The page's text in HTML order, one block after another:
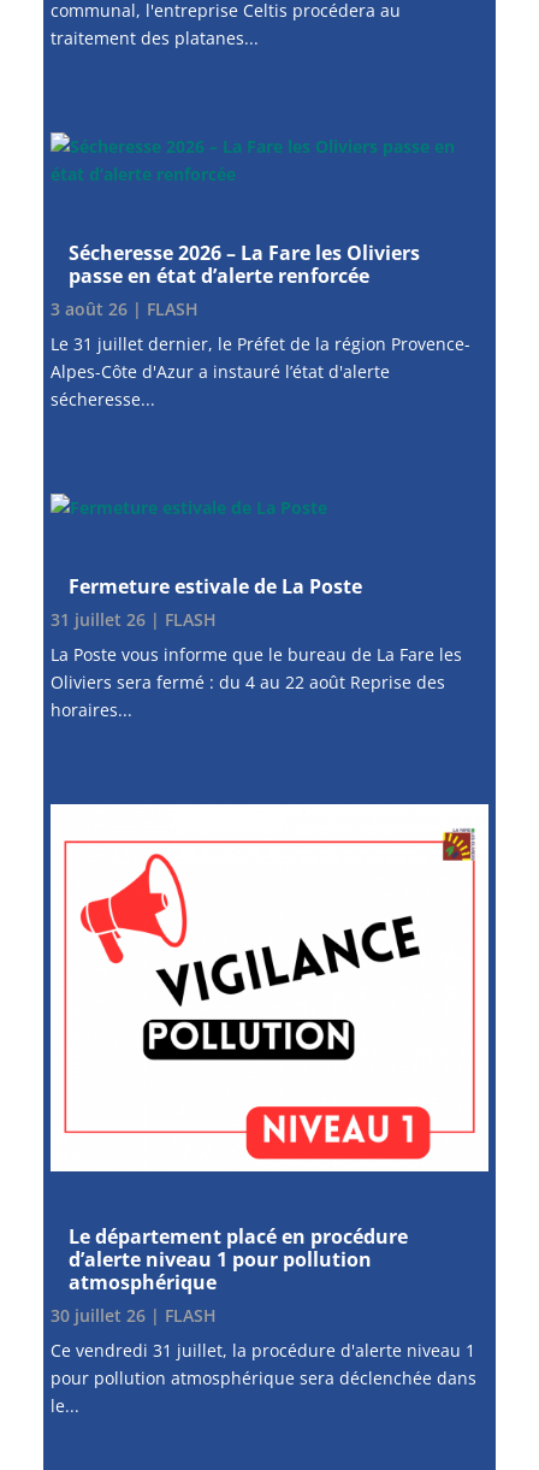
communal, l'entreprise Celtis procédera au
traitement des platanes...
Sécheresse 2026 – La Fare les Oliviers
passe en état d’alerte renforcée
3 août 26| FLASH
Le 31 juillet dernier, le Préfet de la région Provence-
Alpes-Côte d'Azur a instauré l’état d'alerte
sécheresse...
Fermeture estivale de La Poste
31 juillet 26| FLASH
La Poste vous informe que le bureau de La Fare les
Oliviers sera fermé : du 4 au 22 août Reprise des
horaires...
Le département placé en procédure
d’alerte niveau 1 pour pollution
atmosphérique
30 juillet 26| FLASH
Ce vendredi 31 juillet, la procédure d'alerte niveau 1
pour pollution atmosphérique sera déclenchée dans
le...